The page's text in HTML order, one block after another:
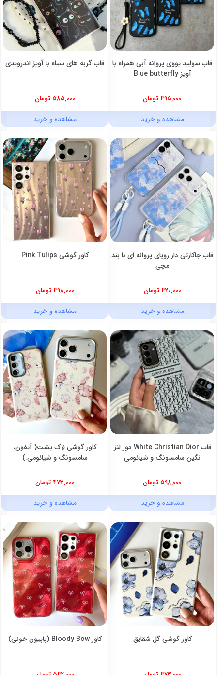
قاب سولید یووی پروانه آبی همراه با
آویز Blue butterfly
495,000 تومان
مشاهده و خرید
قاب گربه های سیاه با آویز اندرویدی
585,000 تومان
مشاهده و خرید
قاب جاکارتی دار رویای پروانه ای با بند
مچی
420,000 تومان
مشاهده و خرید
کاور گوشی Pink Tulips
498,000 تومان
مشاهده و خرید
قاب White Christian Dior دور لنز
نگین سامسونگ و شیائومی
598,000 تومان
مشاهده و خرید
کاور گوشی لاک پشت( آیفون،
سامسونگ و شیائومی.)
473,000 تومان
مشاهده و خرید
کاور گوشی گل شقایق کاور Bloody Bow (پاپیون خونی)